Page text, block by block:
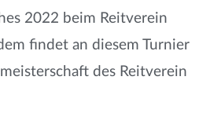
2022 beim Reitverein
findet an diesem Turnier
des Reitverein